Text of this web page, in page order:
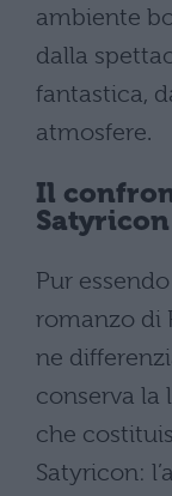
ambiente
dalla
fantastica,
atmosfere.
Il
Satyricon
Pur
romanzo di
ne
conserva la
che
Satyricon: